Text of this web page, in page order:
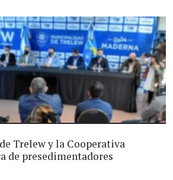
Trelew y la Cooperativa
de presedimentadores